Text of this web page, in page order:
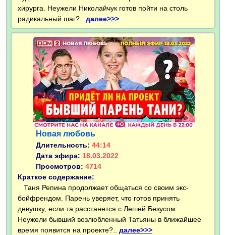
хирурга. Неужели Николайчук готов пойти на столь
радикальный шаг?.. далее>>>
Новая любовь
Длительность: 44:14
Дата эфира: 18.03.2022
Просмотров: 4714
Краткое содержание:
Таня Репина продолжает общаться со своим экс-
бойфрендом. Парень уверяет, что готов принять
девушку, если та расстанется с Лешей Безусом.
Неужели бывший возлюбленный Татьяны в ближайшее
время появится на проекте?.. далее>>>